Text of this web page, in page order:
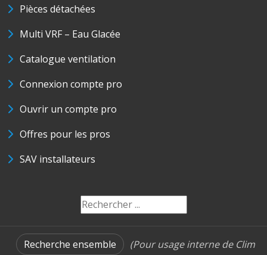
Pièces détachées
Multi VRF – Eau Glacée
Catalogue ventilation
Connexion compte pro
Ouvrir un compte pro
Offres pour les pros
SAV installateurs
Recherche ensemble (Pour usage interne de Clim